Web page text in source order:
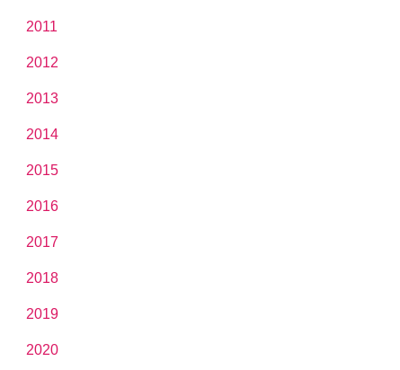
2011
2012
2013
2014
2015
2016
2017
2018
2019
2020